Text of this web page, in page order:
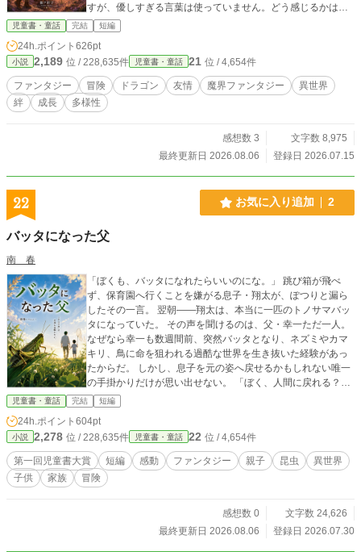
すが、優しすぎる言葉は使っていません。どう感じるかは読
者さま次第です。
児童書・童話 完結 短編
24h.ポイント 626pt
小説 2,189 位 / 228,635件 児童書・童話 21 位 / 4,654件
ファンタジー 冒険 ドラゴン 友情 魔界ファンタジー
異世界
絆
成長 多様性
感想数 3
文字数 8,975
最終更新日 2026.08.06
登録日 2026.07.15
22 お気に入り追加 2
バッタになった父
南 春
「ぼくも、バッタになれたらいいのにな。」 跳び箱が飛べ
ず、保育園へ行くことを嫌がる息子・翔太が、ぽつりと漏ら
したその一言。 翌朝――翔太は、本当に一匹のトノサマバッ
タになっていた。 その声を聞けるのは、父・幸一ただ一人。
なぜなら幸一も数週間前、突然バッタとなり、ネズミやカマ
キリ、鳥に命を狙われる過酷な世界を生き抜いた経験があっ
たからだ。 しかし、息子を元の姿へ戻せるかもしれない唯一
の手掛かりだけが思い出せない。 「ぼく、人間に戻れる？」
時間が過ぎるほど、翔太の体は少しずつバッタとしての本能
に支配されていく。 父は失われた記憶をたどりながら、人に
は見えない草むらの世界へ再び足を踏み入れる。 父がバッタ
になった出来事には、いったいどんな意味があったのか。 そ
して、親子はもう一度、人間として笑い合えるのか。 小さな
命の視点から、生きることの尊さと親子の絆を描く、涙と冒
険のファンタジー。
児童書・童話 完結 短編
24h.ポイント 604pt
小説 2,278 位 / 228,635件 児童書・童話 22 位 / 4,654件
第一回児童書大賞 短編 感動 ファンタジー 親子 昆虫
異世界
子供
家族 冒険
感想数 0
文字数 24,626
最終更新日 2026.08.06
登録日 2026.07.30